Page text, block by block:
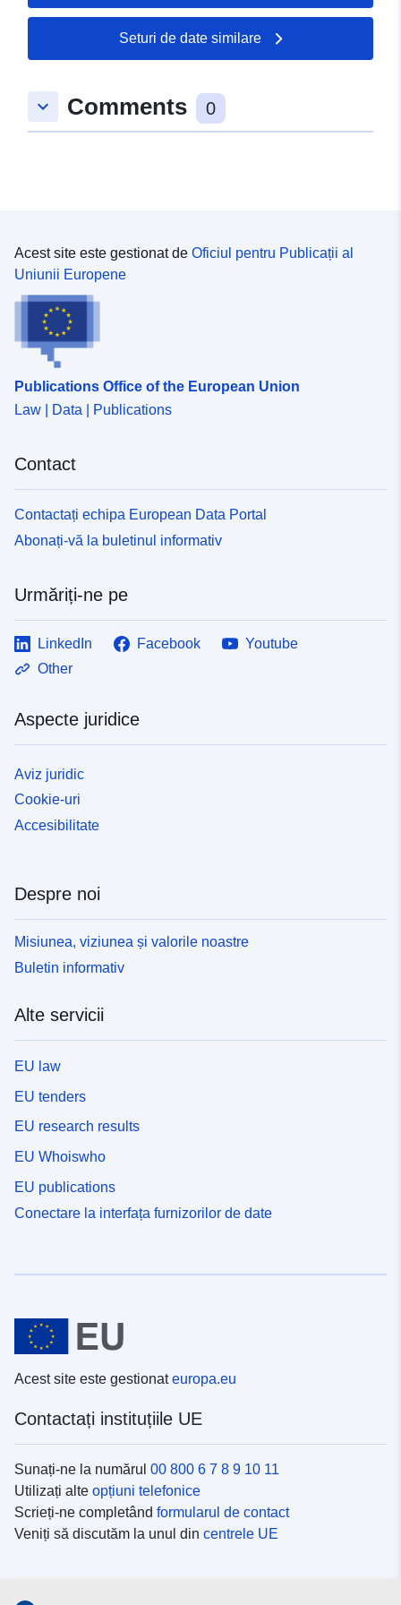
50.032332 ], [ 6.876019,
50.030477 ], [ 6.872814,
Tip:
Polygon
Seturi de date similare
keyboard_arrow_down Comments 0
Acest site este gestionat de Oficiul pentru Publicații al
Uniunii Europene
Publications Office of the European Union
Law | Data | Publications
Contact
Contactați echipa European Data Portal
Abonați-vă la buletinul informativ
Urmăriți-ne pe
LinkedIn Facebook
Youtube
Other
Aspecte juridice
Aviz juridic
Cookie-uri
Accesibilitate
Despre noi
Misiunea, viziunea și valorile noastre
Buletin informativ
Alte servicii
EU law
EU tenders
EU research results
EU Whoiswho
EU publications
Conectare la interfața furnizorilor de date
Acest site este gestionateuropa.eu
Contactați instituțiile UE
Sunați-ne la numărul 00 800 6 7 8 9 10 11
Utilizați alte opțiuni telefonice
Scrieți-ne completând formularul de contact
Veniți să discutăm la unul din centrele UE